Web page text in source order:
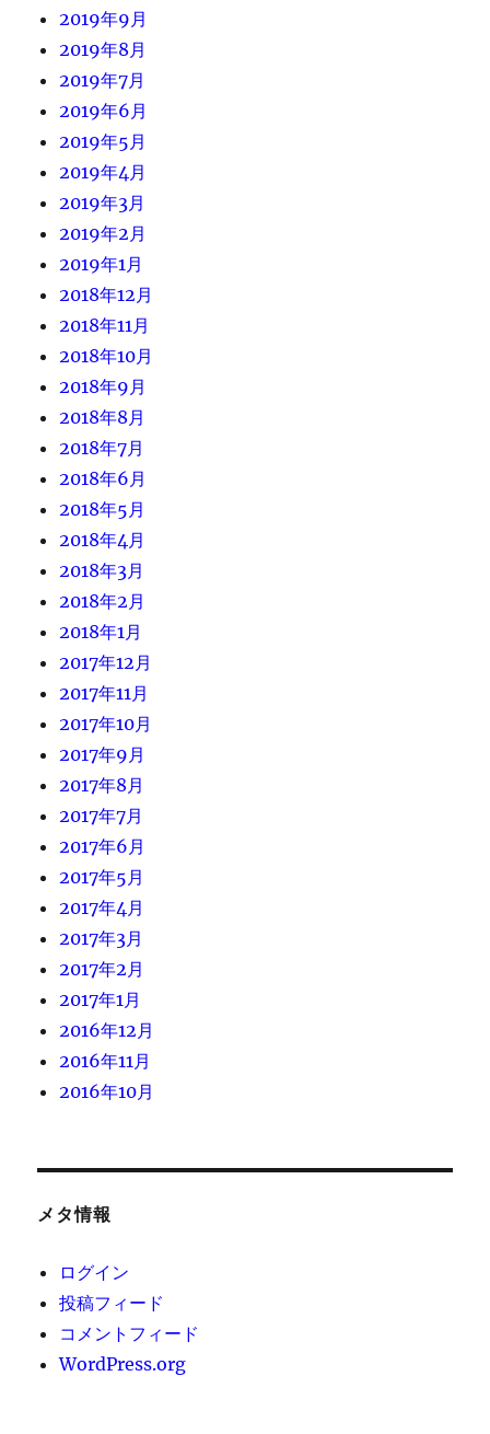
2019年9月
2019年8月
2019年7月
2019年6月
2019年5月
2019年4月
2019年3月
2019年2月
2019年1月
2018年12月
2018年11月
2018年10月
2018年9月
2018年8月
2018年7月
2018年6月
2018年5月
2018年4月
2018年3月
2018年2月
2018年1月
2017年12月
2017年11月
2017年10月
2017年9月
2017年8月
2017年7月
2017年6月
2017年5月
2017年4月
2017年3月
2017年2月
2017年1月
2016年12月
2016年11月
2016年10月
メタ情報
ログイン
投稿フィード
コメントフィード
WordPress.org